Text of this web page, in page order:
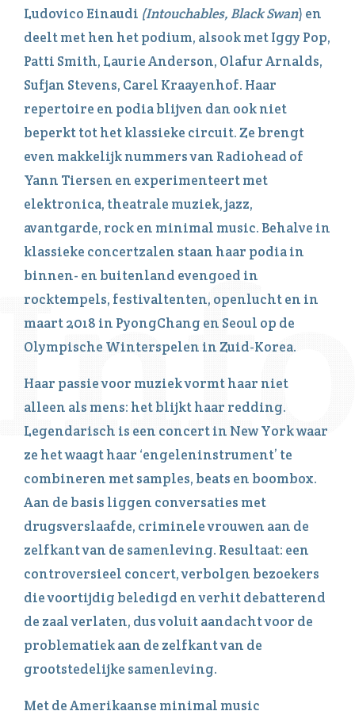
Ludovico Einaudi (Intouchables, Black Swan) en
deelt met hen het podium, alsook met Iggy Pop,
Patti Smith, Laurie Anderson, Olafur Arnalds,
Sufjan Stevens, Carel Kraayenhof. Haar
repertoire en podia blijven dan ook niet
beperkt tot het klassieke circuit. Ze brengt
even makkelijk nummers van Radiohead of
Yann Tiersen en experimenteert met
elektronica, theatrale muziek, jazz,
avantgarde, rock en minimal music. Behalve in
klassieke concertzalen staan haar podia in
binnen- en buitenland evengoed in
rocktempels, festivaltenten, openlucht en in
maart 2018 in PyongChang en Seoul op de
Olympische Winterspelen in Zuid-Korea.
Haar passie voor muziek vormt haar niet
alleen als mens: het blijkt haar redding.
Legendarisch is een concert in New York waar
ze het waagt haar ‘engeleninstrument’ te
combineren met samples, beats en boombox.
Aan de basis liggen conversaties met
drugsverslaafde, criminele vrouwen aan de
zelfkant van de samenleving. Resultaat: een
controversieel concert, verbolgen bezoekers
die voortijdig beledigd en verhit debatterend
de zaal verlaten, dus voluit aandacht voor de
problematiek aan de zelfkant van de
grootstedelijke samenleving.
Met de Amerikaanse minimal music